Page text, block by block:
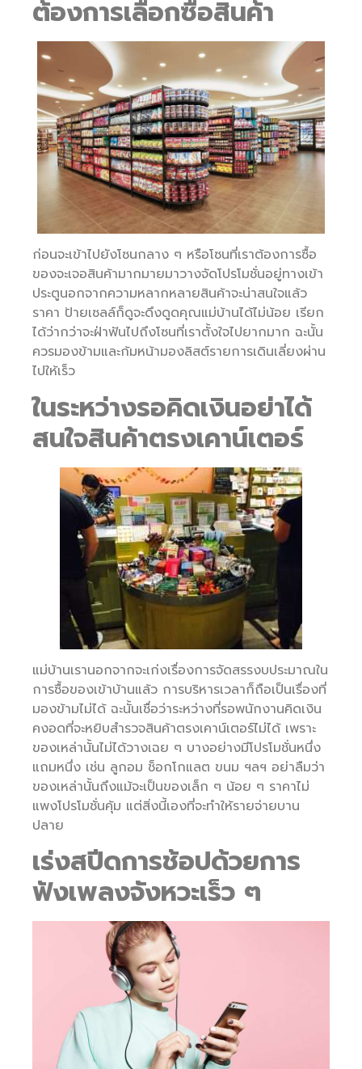
ต้องการเลือกซื้อสินค้า
ก่อนจะเข้าไปยังโซนกลาง ๆ หรือโซนที่เราต้องการซื้อ
ของจะเจอสินค้ามากมายมาวางจัดโปรโมชั่นอยู่ทางเข้า
ประตูนอกจากความหลากหลายสินค้าจะน่าสนใจแล้ว
ราคา ป้ายเซลล์ก็ดูจะดึงดูดคุณแม่บ้านได้ไม่น้อย เรียก
ได้ว่ากว่าจะฝ่าฟันไปถึงโซนที่เราตั้งใจไปยากมาก ฉะนั้น
ควรมองข้ามและก้มหน้ามองลิสต์รายการเดินเลี่ยงผ่าน
ไปให้เร็ว
ในระหว่างรอคิดเงินอย่าได้
สนใจสินค้าตรงเคาน์เตอร์
แม่บ้านเรานอกจากจะเก่งเรื่องการจัดสรรงบประมาณใน
การซื้อของเข้าบ้านแล้ว การบริหารเวลาก็ถือเป็นเรื่องที่
มองข้ามไม่ได้ ฉะนั้นเชื่อว่าระหว่างที่รอพนักงานคิดเงิน
คงอดที่จะหยิบสำรวจสินค้าตรงเคาน์เตอร์ไม่ได้ เพราะ
ของเหล่านั้นไม่ได้วางเฉย ๆ บางอย่างมีโปรโมชั่นหนึ่ง
แถมหนึ่ง เช่น ลูกอม ช็อกโกแลต ขนม ฯลฯ อย่าลืมว่า
ของเหล่านั้นถึงแม้จะเป็นของเล็ก ๆ น้อย ๆ ราคาไม่
แพงโปรโมชั่นคุ้ม แต่สิ่งนี้เองที่จะทำให้รายจ่ายบาน
ปลาย
เร่งสปีดการช้อปด้วยการ
ฟังเพลงจังหวะเร็ว ๆ